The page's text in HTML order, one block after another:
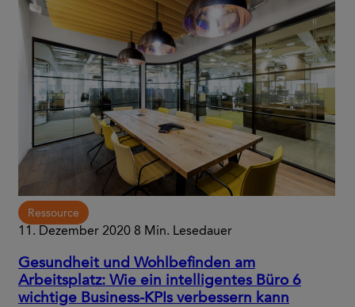
Ressource
11. Dezember 2020 8 Min. Lesedauer
Gesundheit und Wohlbefinden am
Arbeitsplatz: Wie ein intelligentes Büro 6
wichtige Business-KPIs verbessern kann